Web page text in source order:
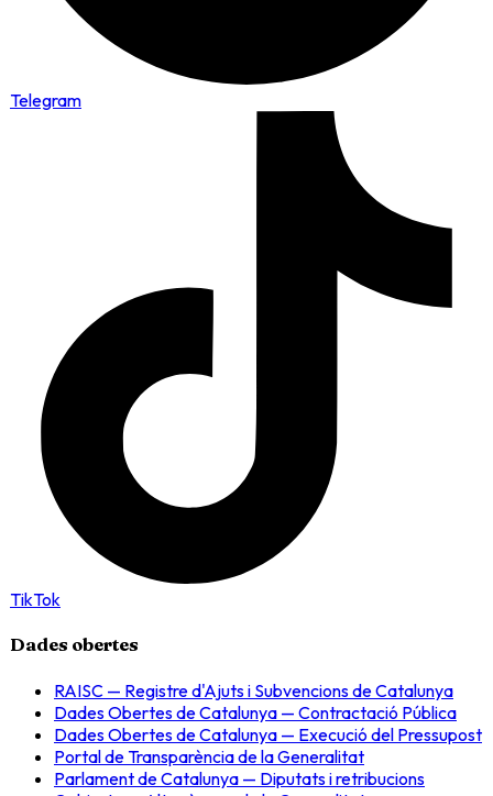
Telegram
TikTok
Dades obertes
RAISC — Registre d'Ajuts i Subvencions de Catalunya
Dades Obertes de Catalunya — Contractació Pública
Dades Obertes de Catalunya — Execució del Pressupost
Portal de Transparència de la Generalitat
Parlament de Catalunya — Diputats i retribucions